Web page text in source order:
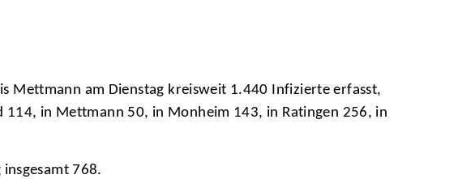
Mettmann am Dienstag kreisweit 1.440 Infizierte erfasst,
in Mettmann 50, in Monheim 143, in Ratingen 256, in
768.